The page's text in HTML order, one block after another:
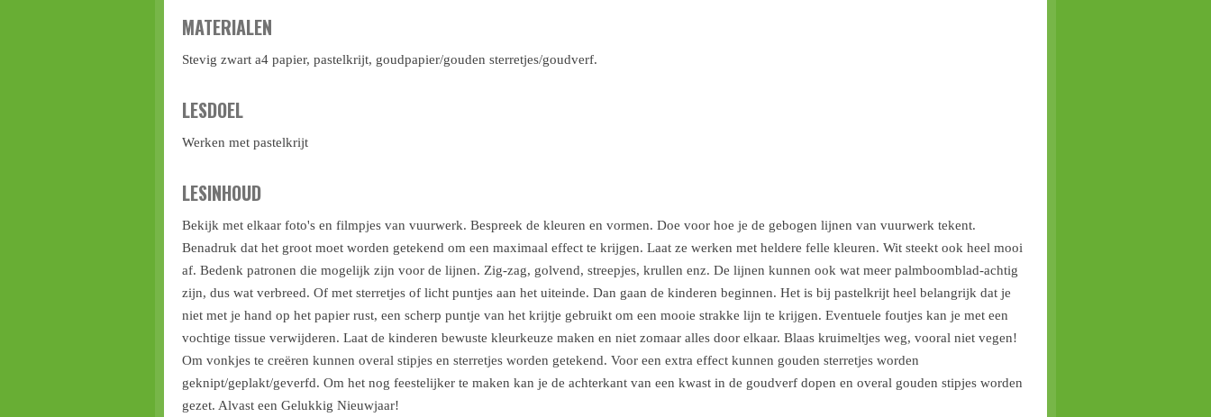
MATERIALEN
Stevig zwart a4 papier, pastelkrijt, goudpapier/gouden sterretjes/goudverf.
LESDOEL
Werken met pastelkrijt
LESINHOUD
Bekijk met elkaar foto's en filmpjes van vuurwerk. Bespreek de kleuren en vormen. Doe voor hoe je de gebogen lijnen van vuurwerk tekent.
Benadruk dat het groot moet worden getekend om een maximaal effect te krijgen. Laat ze werken met heldere felle kleuren. Wit steekt ook heel mooi
af. Bedenk patronen die mogelijk zijn voor de lijnen. Zig-zag, golvend, streepjes, krullen enz. De lijnen kunnen ook wat meer palmboomblad-achtig
zijn, dus wat verbreed. Of met sterretjes of licht puntjes aan het uiteinde. Dan gaan de kinderen beginnen. Het is bij pastelkrijt heel belangrijk dat je
niet met je hand op het papier rust, een scherp puntje van het krijtje gebruikt om een mooie strakke lijn te krijgen. Eventuele foutjes kan je met een
vochtige tissue verwijderen. Laat de kinderen bewuste kleurkeuze maken en niet zomaar alles door elkaar. Blaas kruimeltjes weg, vooral niet vegen!
Om vonkjes te creëren kunnen overal stipjes en sterretjes worden getekend. Voor een extra effect kunnen gouden sterretjes worden
geknipt/geplakt/geverfd. Om het nog feestelijker te maken kan je de achterkant van een kwast in de goudverf dopen en overal gouden stipjes worden
gezet. Alvast een Gelukkig Nieuwjaar!